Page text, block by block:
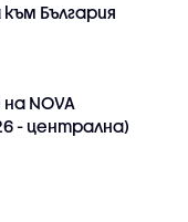
България
NOVA
- централна)